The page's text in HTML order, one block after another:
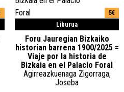
Liburua
5€
Foru Jauregian Bizkaiko
historian barrena 1900/2025 =
Viaje por la historia de
Bizkaia en el Palacio Foral
Agirreazkuenaga Zigorraga,
Joseba